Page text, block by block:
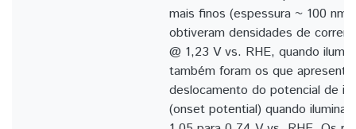
mais finos (espessura ~ 100
obtiveram densidades de
@ 1,23 V vs. RHE, quando
também foram os que
deslocamento do potencial de
(onset potential) quando